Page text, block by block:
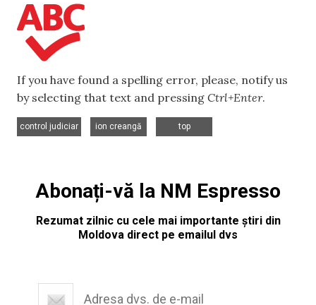
If you have found a spelling error, please, notify us
by selecting that text and pressing Ctrl+Enter.
control judiciar
ion creangă
top
Abonați-vă la NM Espresso
Rezumat zilnic cu cele mai importante știri din
Moldova direct pe emailul dvs